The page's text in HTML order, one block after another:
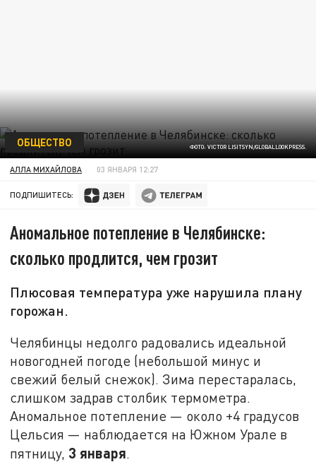
ФОТО: VICTOR LISITSYN/GLOBALLOOKPRESS.
ОБЩЕСТВО
АЛЛА МИХАЙЛОВА 03 ЯНВАРЯ 12:27
ПОДПИШИТЕСЬ:
Аномальное потепление в Челябинске:
сколько продлится, чем грозит
Плюсовая температура уже нарушила плану
горожан.
Челябинцы недолго радовались идеальной
новогодней погоде (небольшой минус и
свежий белый снежок). Зима перестаралась,
слишком задрав столбик термометра.
Аномальное потепление — около +4 градусов
Цельсия — наблюдается на Южном Урале в
пятницу, 3 января.